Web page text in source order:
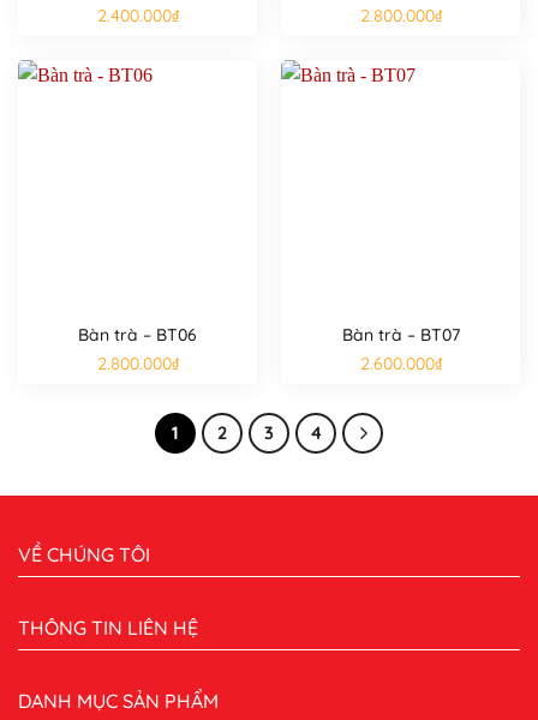
2.400.000₫
2.800.000₫
Bàn trà – BT06
2.800.000₫
Bàn trà – BT07
2.600.000₫
1 2 3 4
VỀ CHÚNG TÔI
THÔNG TIN LIÊN HỆ
DANH MỤC SẢN PHẨM